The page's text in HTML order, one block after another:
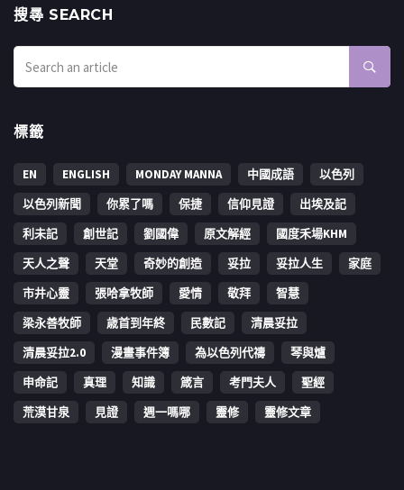
搜㝷 SEARCH
標籤
EN ENGLISH MONDAY MANNA 中國成語
以色列
以色列新聞
你累了嗎 保捷 信仰見證
出埃及記
利未記
創世記 劉國偉 原文解經
國度禾場KHM
天人之聲
天堂 奇妙的創造 妥拉 妥拉人生
家庭
市井心靈
張哈拿牧師 愛情 敬拜
智慧
梁永善牧師
歳首到年終 民數記
清晨妥拉
清晨妥拉2.0
漫畫事件簿 為以色列代禱
琴與爐
申命記
真理 知識 箴言 考門夫人
聖經
荒漠甘泉
見證 週一嗎哪 靈修 靈修文章